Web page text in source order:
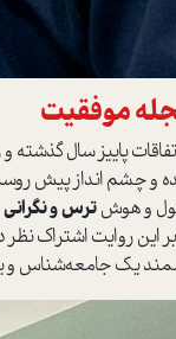
موفقیت
پاییز سال
و چشم انداز پیش
و هوشترس و نگرانی
بر این روایت اشتراک
یک جامعه‌شناس و